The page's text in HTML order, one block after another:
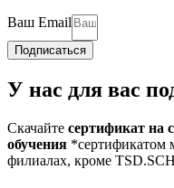
Ваш Email
Подписаться
У нас для вас
Скачайте сертификат на
обучения *сертификатом
филиалах, кроме